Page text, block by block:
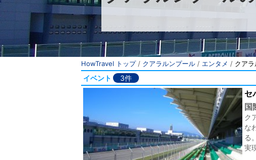
HowTravel トップ/ クアラルンプール / エンタメ / クア
イベント 3件
セ
国
ク
な
る
実